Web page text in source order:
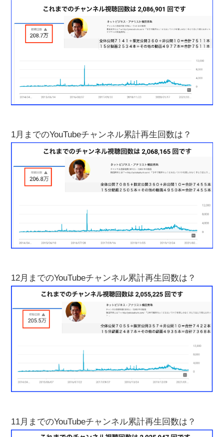
1月までのYouTubeチャンネル累計再生回数は？
12月までのYouTubeチャンネル累計再生回数は？
11月までのYouTubeチャンネル累計再生回数は？